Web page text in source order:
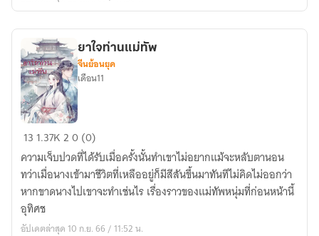
ยาใจ
แม่ทัพ
ยาใจท่านแม่ทัพ
จีนย้อนยุค
เดือน11
13 1.37K20 (0)
ความเจ็บปวดที่ได้รับเมื่อครั้งนั้นทำเขาไม่อยากแม้จะหลับตานอน
ทว่าเมื่อนางเข้ามาชีวิตที่เหลืออยู่ก็มีสีสันขึ้นมาทันทีไม่คิดไม่ออกว่า
หากขาดนางไปเขาจะทำเช่นไร เรื่องราวของแม่ทัพหนุ่มที่ก่อนหน้านี้
อุทิศช
อัปเดตล่าสุด 10 ก.ย. 66 / 11:52 น.